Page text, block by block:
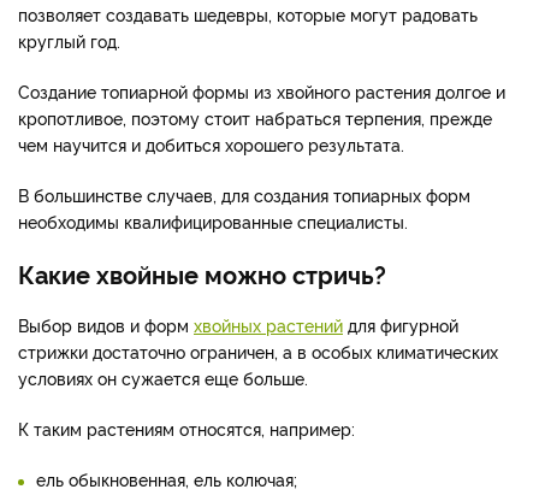
позволяет создавать шедевры, которые могут радовать
круглый год.
Создание топиарной формы из хвойного растения долгое и
кропотливое, поэтому стоит набраться терпения, прежде
чем научится и добиться хорошего результата.
В большинстве случаев, для создания топиарных форм
необходимы квалифицированные специалисты.
Какие хвойные можно стричь?
Выбор видов и форм хвойных растений для фигурной
стрижки достаточно ограничен, а в особых климатических
условиях он сужается еще больше.
К таким растениям относятся, например:
ель обыкновенная, ель колючая;